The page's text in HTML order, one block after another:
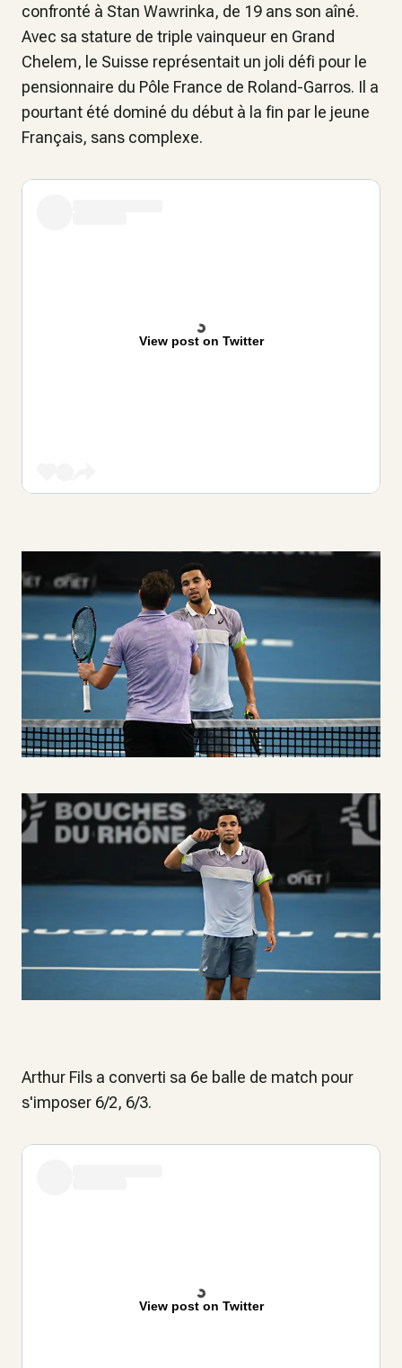
confronté à Stan Wawrinka, de 19 ans son aîné.
Avec sa stature de triple vainqueur en Grand
Chelem, le Suisse représentait un joli défi pour le
pensionnaire du Pôle France de Roland-Garros. Il a
pourtant été dominé du début à la fin par le jeune
Français, sans complexe.
View post on Twitter
Arthur Fils a converti sa 6e balle de match pour
s'imposer 6/2, 6/3.
View post on Twitter